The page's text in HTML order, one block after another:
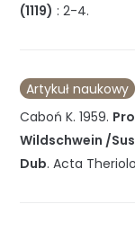
(1119) :2-4.
Artykuł naukowy
Caboń K. 1959.
Wildschwein /
Dub.Acta